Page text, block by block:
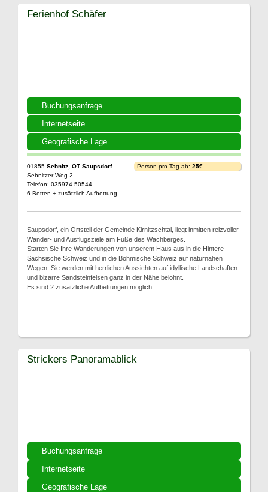
Buchungsanfrage
Internetseite
Geografische Lage
Ferienhof Schäfer
01855 Sebnitz, OT Saupsdorf
Sebnitzer Weg 2
Telefon: 035974 50544
6 Betten + zusätzlich Aufbettung
Person pro Tag ab: 25€
Saupsdorf, ein Ortsteil der Gemeinde Kirnitzschtal, liegt inmitten reizvoller
Wander- und Ausflugsziele am Fuße des Wachberges.
Starten Sie Ihre Wanderungen von unserem Haus aus in die Hintere
Sächsische Schweiz und in die Böhmische Schweiz auf naturnahen
Wegen. Sie werden mit herrlichen Aussichten auf idyllische Landschaften
und bizarre Sandsteinfelsen ganz in der Nähe belohnt.
Es sind 2 zusätzliche Aufbettungen möglich.
Buchungsanfrage
Internetseite
Geografische Lage
Strickers Panoramablick